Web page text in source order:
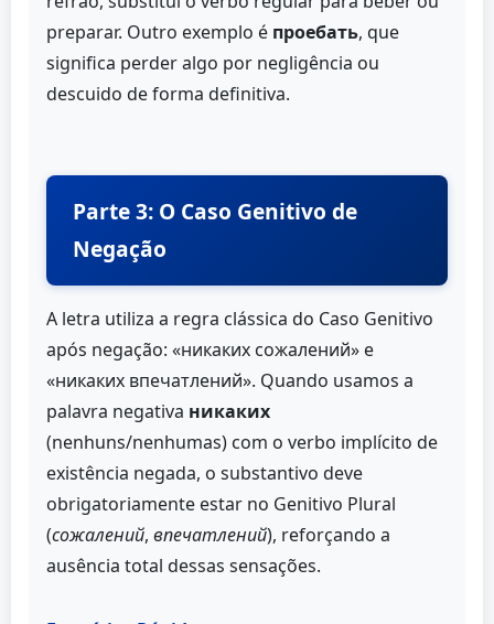
preparar. Outro exemplo é проебать, que
significa perder algo por negligência ou
descuido de forma definitiva.
Parte 3: O Caso Genitivo de
Negação
A letra utiliza a regra clássica do Caso Genitivo
após negação: «никаких сожалений» e
«никаких впечатлений». Quando usamos a
palavra negativa никаких
(nenhuns/nenhumas) com o verbo implícito de
existência negada, o substantivo deve
obrigatoriamente estar no Genitivo Plural
(сожалений, впечатлений), reforçando a
ausência total dessas sensações.